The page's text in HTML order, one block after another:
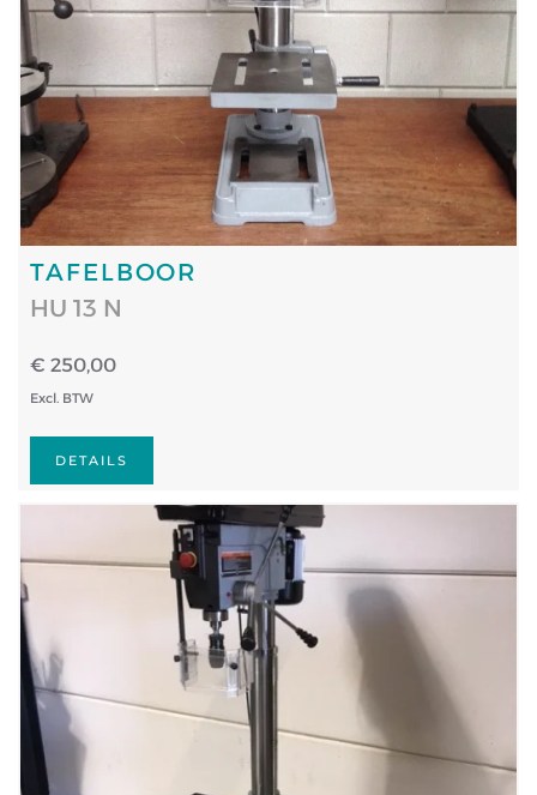
TAFELBOOR
HU 13 N
€ 250,00
Excl. BTW
DETAILS